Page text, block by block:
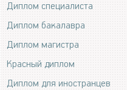
Диплом специалиста
Диплом бакалавра
Диплом магистра
Красный диплом
Диплом для иностранцев